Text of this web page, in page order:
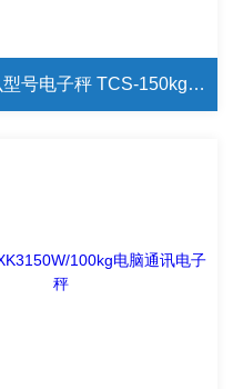
TCS是什么型号电子秤 TCS-150kg电子秤功能介绍